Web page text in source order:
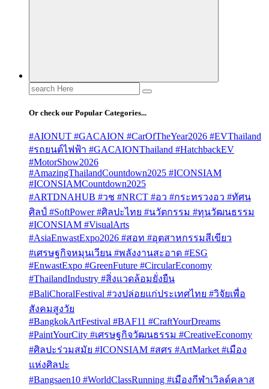
Search
for:
Or check our Popular Categories...
#AIONUT #GACAION #CarOfTheYear2026 #EVThailand
#รถยนต์ไฟฟ้า #GACAIONThailand #HatchbackEV
#MotorShow2026
#AmazingThailandCountdown2025 #ICONSIAM
#ICONSIAMCountdown2025
#ARTDNAHUB #วช #NRCT #อว #กระทรวงอว #ทัศน
ศิลป์ #SoftPower #ศิลปะไทย #นวัตกรรม #ทุนวัฒนธรรม
#ICONSIAM #VisualArts
#AsiaEnwastExpo2026 #สอท #อุตสาหกรรมสีเขียว
#เศรษฐกิจหมุนเวียน #พลังงานสะอาด #ESG
#EnwastExpo #GreenFuture #CircularEconomy
#ThailandIndustry #สิ่งแวดล้อมยั่งยืน
#BaliChoralFestival #วงปล่อยแก่ประเทศไทย #วิจัยเพื่อ
สังคมสูงวัย
#BangkokArtFestival #BAF11 #CraftYourDreams
#PaintYourCity #เศรษฐกิจวัฒนธรรม #CreativeEconomy
#ศิลปะร่วมสมัย #ICONSIAM #สศร #ArtMarket #เมือง
แห่งศิลปะ
#Bangsaen10 #WorldClassRunning #เมืองกีฬาเวิลด์คลาส